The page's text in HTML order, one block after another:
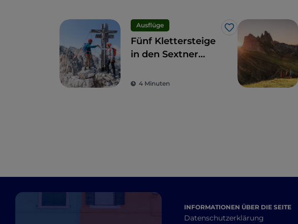
Ausflüge
Like
Fünf Klettersteige
in den Sextner
sich nicht
4 Minuten
INFORMATIONEN ÜBER DIE SEITE
Datenschutzerklärung